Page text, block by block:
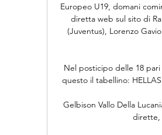
Europeo U19, domani
diretta web sul sito di
(Juventus), Lorenzo
Nel posticipo delle 18 pari
questo il tabellino:
Gelbison Vallo Della
dirette,